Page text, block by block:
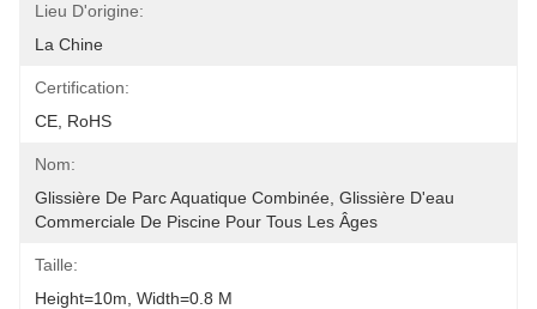
Lieu D'origine:
La Chine
Certification:
CE, RoHS
Nom:
Glissière De Parc Aquatique Combinée, Glissière D'eau
Commerciale De Piscine Pour Tous Les Âges
Taille:
Height=10m, Width=0.8 M